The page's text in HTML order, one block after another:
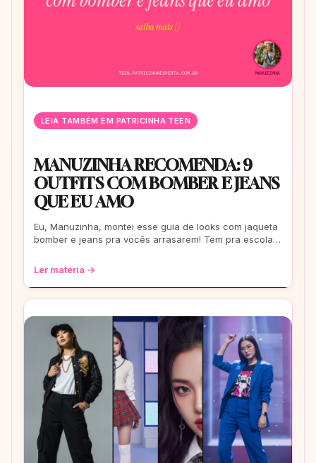
LEIA TAMBÉM EM PATRICINHA TEEN
MANUZINHA RECOMENDA: 9
OUTFITS COM BOMBER E JEANS
QUE EU AMO
Eu, Manuzinha, montei esse guia de looks com jaqueta
bomber e jeans pra vocês arrasarem! Tem pra escola,
Ler matéria →